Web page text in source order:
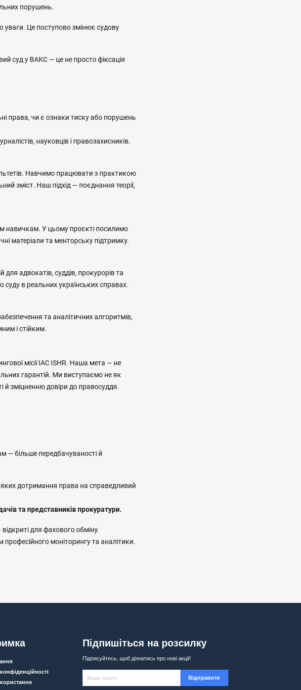
порушень.
уваги. Це поступово змінює судову
суд у ВАКС — це не просто фіксація
права, чи є ознаки тиску або порушень
науковців і правозахисників.
Навчимо працювати з практикою
зміст. Наш підхід — поєднання теорії,
навичкам. У цьому проєкті посилимо
матеріали та менторську підтримку.
для адвокатів, суддів, прокурорів та
суду в реальних українських справах.
та аналітичних алгоритмів,
і стійким.
місії IAC ISHR. Наша мета — не
гарантій. Ми виступаємо не як
й зміцненню довіри до правосуддя.
— більше передбачуваності й
дотримання права на справедливий
та представників прокуратури.
для фахового обміну.
моніторингу та аналітики.
Підпишіться на розсилку
Підписуйтесь, щоб дізнатись про нові акції!